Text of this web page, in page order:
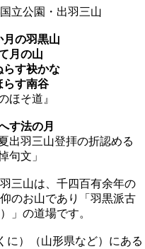
立公園・出羽三山
の羽黒山
月の山
らす袂かな
らす南谷
ほそ道』
す法の月
出羽三山登拝の折認める
句文」
三山は、千四百有余年の
のお山であり「羽黒派古
」の道場です。
に）（山形県など）にある